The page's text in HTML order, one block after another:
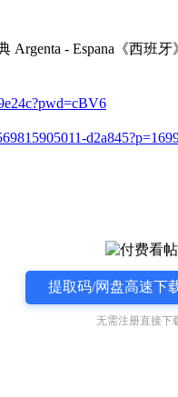
Argenta - Espana《西班
提取码/网盘高速下
无需注册直接下